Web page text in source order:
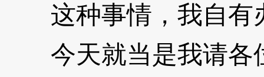
这种事情，我自有
今天就当是我请各